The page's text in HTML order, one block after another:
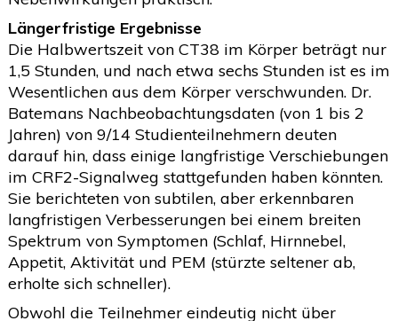
Längerfristige Ergebnisse
Die Halbwertszeit von CT38 im Körper beträgt nur
1,5 Stunden, und nach etwa sechs Stunden ist es im
Wesentlichen aus dem Körper verschwunden. Dr.
Batemans Nachbeobachtungsdaten (von 1 bis 2
Jahren) von 9/14 Studienteilnehmern deuten
darauf hin, dass einige langfristige Verschiebungen
im CRF2-Signalweg stattgefunden haben könnten.
Sie berichteten von subtilen, aber erkennbaren
langfristigen Verbesserungen bei einem breiten
Spektrum von Symptomen (Schlaf, Hirnnebel,
Appetit, Aktivität und PEM (stürzte seltener ab,
erholte sich schneller).
Obwohl die Teilnehmer eindeutig nicht über